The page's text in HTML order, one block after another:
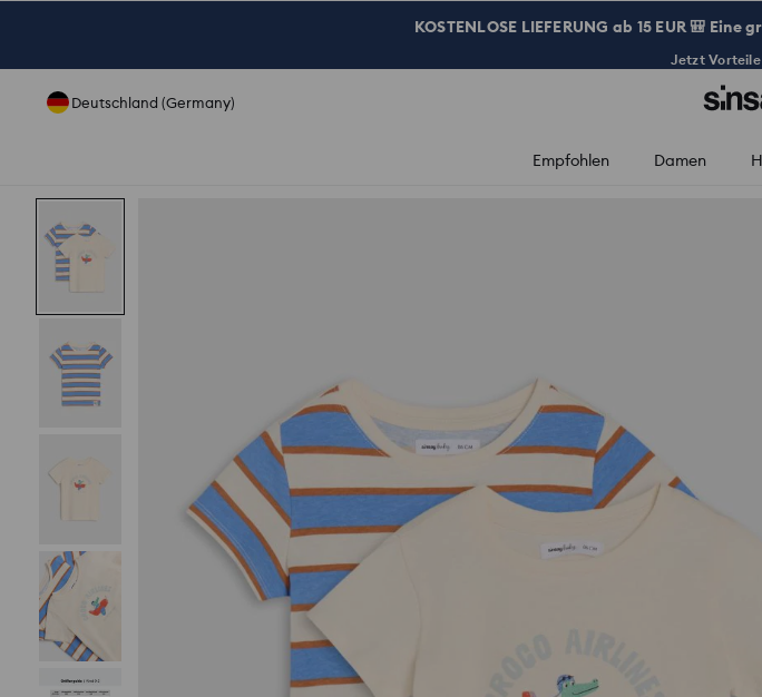
KOSTENLOSE LIEFERUNG ab 15 EUR 🎒
Jetzt Vorteile
Deutschland (Germany)
Empfohlen Damen